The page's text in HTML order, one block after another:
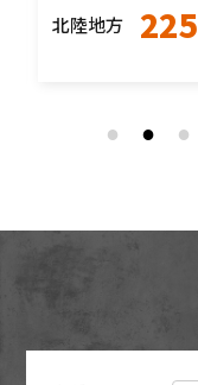
北陸地方
225